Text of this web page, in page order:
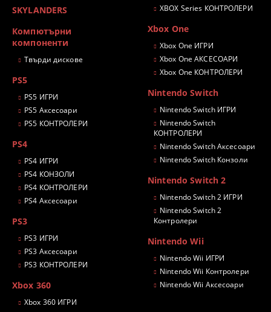
SKYLANDERS
Компютърни
компоненти
Твърди дискове
PS5
PS5 ИГРИ
PS5 Аксесоари
PS5 КОНТРОЛЕРИ
PS4
PS4 ИГРИ
PS4 КОНЗОЛИ
PS4 КОНТРОЛЕРИ
PS4 Аксесоари
PS3
PS3 ИГРИ
PS3 Аксесоари
PS3 КОНТРОЛЕРИ
Xbox 360
Xbox 360 ИГРИ
XBOX Series КОНТРОЛЕРИ
Xbox One
Xbox One ИГРИ
Xbox One АКСЕСОАРИ
Xbox One КОНТРОЛЕРИ
Nintendo Switch
Nintendo Switch ИГРИ
Nintendo Switch
КОНТРОЛЕРИ
Nintendo Switch Аксесоари
Nintendo Switch Конзоли
Nintendo Switch 2
Nintendo Switch 2 ИГРИ
Nintendo Switch 2
Контролери
Nintendo Wii
Nintendo Wii ИГРИ
Nintendo Wii Контролери
Nintendo Wii Аксесоари